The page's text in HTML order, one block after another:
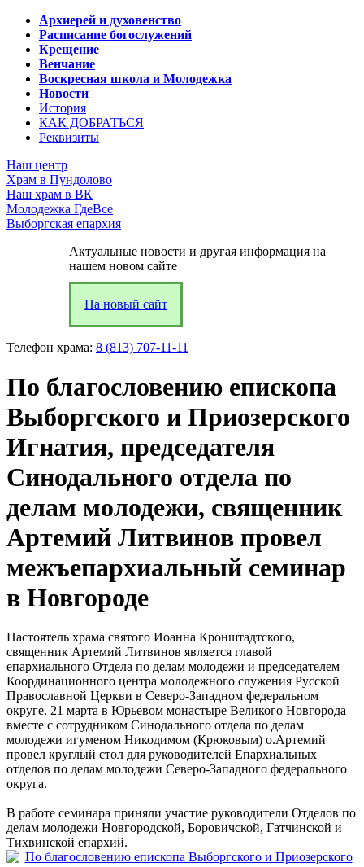
Архиерей и духовенство
Расписание богослужений
Крещение
Венчание
Воскресная школа и Молодежка
Новости
История
КАК ДОБРАТЬСЯ
Реквизиты
Наш центр
Храм в Пундолово
Наш храм в ВК
Молодежка ГдеВсе
Выборгская епархия
Актуальные новости и другая информация на
нашем новом сайте
На новый сайт
Телефон храма: 8 (813) 707-11-11
По благословению епископа
Выборгского и Приозерского
Игнатия, председателя
Синодального отдела по
делам молодежи, священник
Артемий Литвинов провел
межъепархиальный семинар
в Новгороде
Настоятель храма святого Иоанна Кронштадтского,
священник Артемий Литвинов является главой
епархиального Отдела по делам молодежи и председателем
Координационного центра молодежного служения Русской
Православной Церкви в Северо-Западном федеральном
округе. 21 марта в Юрьевом монастыре Великого Новгорода
вместе с сотрудником Синодального отдела по делам
молодежи игуменом Никодимом (Крюковым) о.Артемий
провел круглый стол для руководителей Епархиальных
отделов по делам молодежи Северо-Западного федерального
округа.
В работе семинара приняли участие руководители Отделов по
делам молодежи Новгородской, Боровичской, Гатчинской и
Тихвинской епархий.